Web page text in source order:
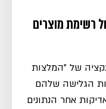
רשימת מוצרים
של "המלצות
הגלישה שלהם
אחר הנתונים